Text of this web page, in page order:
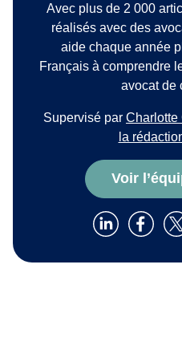
Avec plus de 2 000
réalisés avec des
aide chaque année
Français à comprendre
avocat de
Supervisé par Charlotte
la
Voir